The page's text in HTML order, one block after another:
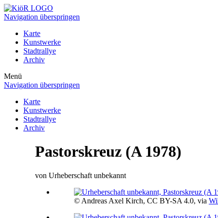
Navigation überspringen
Karte
Kunstwerke
Stadtrallye
Archiv
Menü
Navigation überspringen
Karte
Kunstwerke
Stadtrallye
Archiv
Pastorskreuz (A 1978)
von Urheberschaft unbekannt
© Andreas Axel Kirch, CC BY-SA 4.0, via